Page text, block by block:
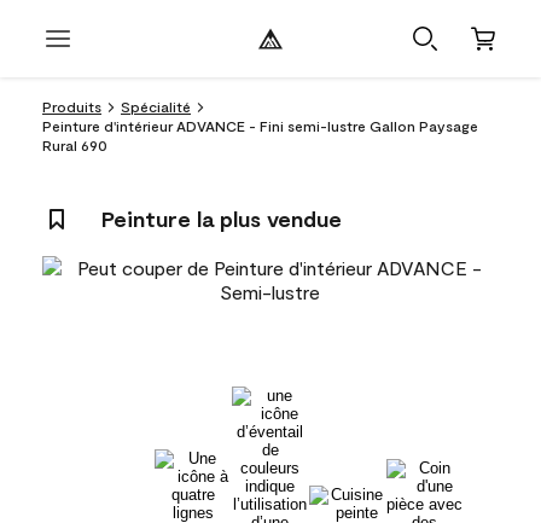
Produits
Spécialité
Peinture d'intérieur ADVANCE - Fini semi-lustre Gallon Paysage
Rural 690
Peinture la plus vendue